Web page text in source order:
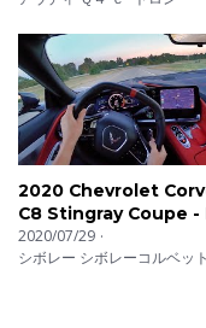
2020 Chevrolet
C8 Stingray Coupe -
First Impressions
2020/07/29
シボレー シボレーコルベット